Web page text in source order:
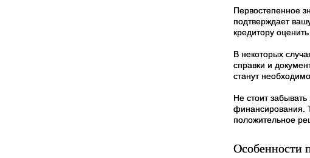
Первостепенное
подтверждает
кредитору
В некоторых
справки и
станут
Не стоит
финансирования.
положительное
Особенности